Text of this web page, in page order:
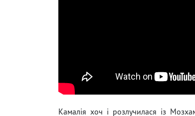
Камалія хоч і розлучилася із